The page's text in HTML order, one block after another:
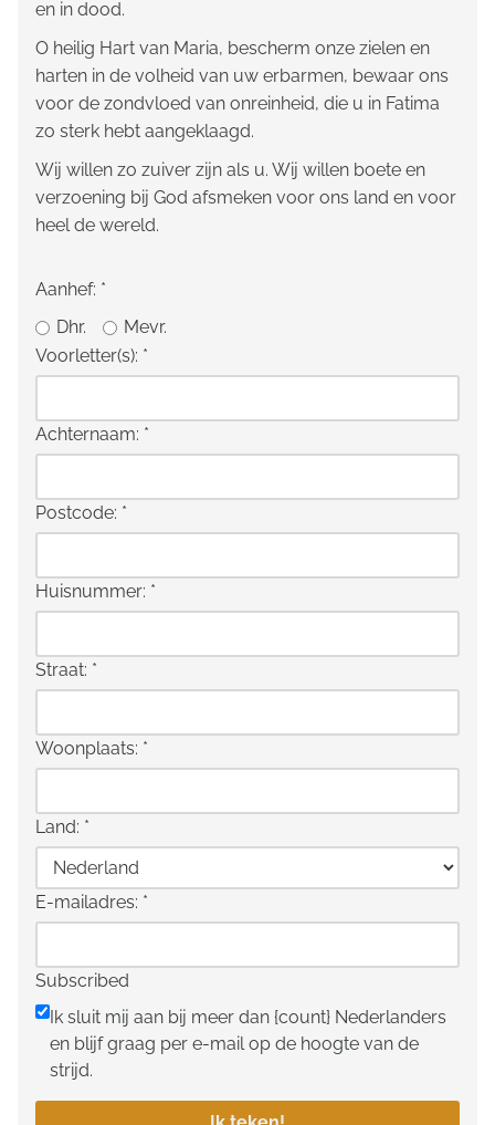
en in dood.
O heilig Hart van Maria, bescherm onze zielen en
harten in de volheid van uw erbarmen, bewaar ons
voor de zondvloed van onreinheid, die u in Fatima
zo sterk hebt aangeklaagd.
Wij willen zo zuiver zijn als u. Wij willen boete en
verzoening bij God afsmeken voor ons land en voor
heel de wereld.
Aanhef: *
Dhr.
Mevr.
Voorletter(s): *
Achternaam: *
Postcode: *
Huisnummer: *
Straat: *
Woonplaats: *
Land: *
E-mailadres: *
Subscribed
Ik sluit mij aan bij meer dan {count} Nederlanders
en blijf graag per e-mail op de hoogte van de
strijd.